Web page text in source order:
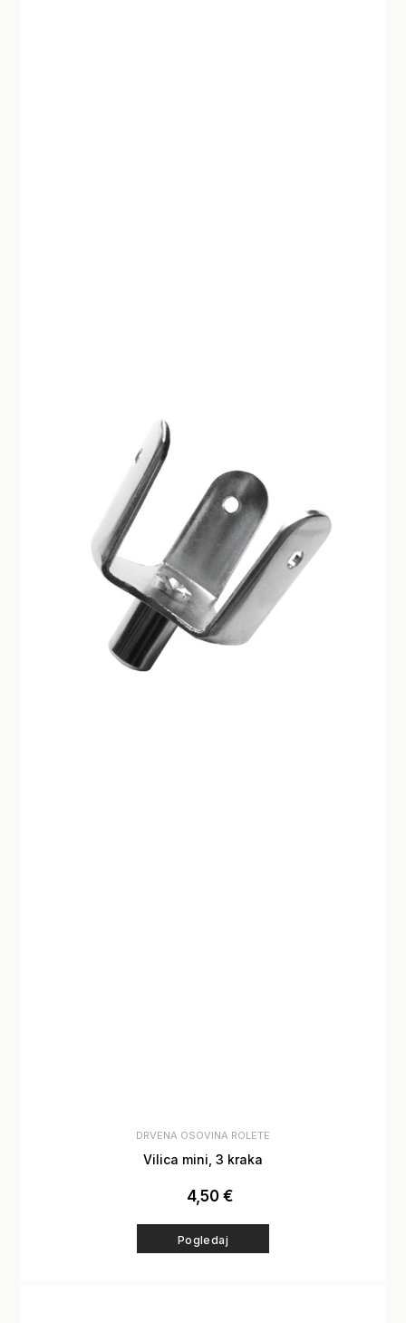
DRVENA OSOVINA ROLETE
Vilica mini, 3 kraka
4,50 €
Pogledaj